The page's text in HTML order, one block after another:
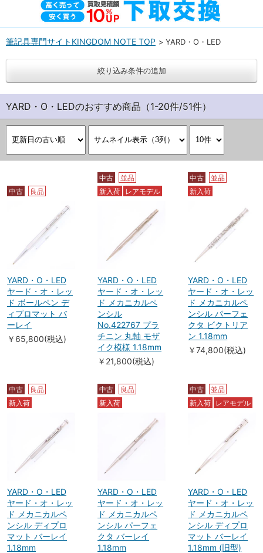
筆記具専門サイトKINGDOM NOTE TOP YARD・O・LED
絞り込み条件の追加
YARD・O・LEDのおすすめ商品（1-20件/51件）
中古 良品
YARD・O・LED
ヤード・オ・レッ
ド ボールペン デ
ィプロマット バ
ーレイ
￥65,800(税込)
中古
並品
新入荷 レアモデル
YARD・O・LED
ヤード・オ・レッ
ド メカニカルペ
ンシル
No.422767 プラ
チニン 丸軸 モザ
イク模様 1.18mm
￥21,800(税込)
中古
並品
新入荷
YARD・O・LED
ヤード・オ・レッ
ド メカニカルペ
ンシル パーフェ
クタ ビクトリア
ン 1.18mm
￥74,800(税込)
中古
良品
新入荷
YARD・O・LED
ヤード・オ・レッ
ド メカニカルペ
ンシル ディプロ
マット バーレイ
1.18mm
中古
良品
新入荷
YARD・O・LED
ヤード・オ・レッ
ド メカニカルペ
ンシル パーフェ
クタ バーレイ
1.18mm
中古
並品
新入荷 レアモデル
YARD・O・LED
ヤード・オ・レッ
ド メカニカルペ
ンシル ディプロ
マット バーレイ
1.18mm (旧型)